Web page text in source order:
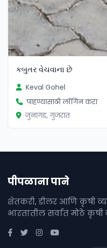
કબુતર વેચવાના છે
Keval Gohel
पाहण्यासाठी लॉगिन करा
जुनागड, गुजरात
पीपळाना पाने
शेतकरी, डीलर आणि कृषी
भारतातील सर्वात मोठे कृषी